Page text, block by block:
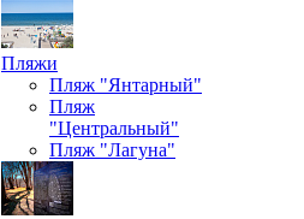
Пляжи
Пляж "Янтарный"
Пляж
"Центральный"
Пляж "Лагуна"